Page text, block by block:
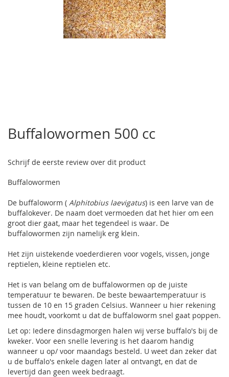
het
begin
de
gallerij
Buffalowormen 500 cc
Schrijf de eerste review over dit product
Buffalowormen
De buffaloworm ( Alphitobius laevigatus) is een larve van de
buffalokever. De naam doet vermoeden dat het hier om een
groot dier gaat, maar het tegendeel is waar. De
buffalowormen zijn namelijk erg klein.
Het zijn uistekende voederdieren voor vogels, vissen, jonge
reptielen, kleine reptielen etc.
Het is van belang om de buffalowormen op de juiste
temperatuur te bewaren. De beste bewaartemperatuur is
tussen de 10 en 15 graden Celsius. Wanneer u hier rekening
mee houdt, voorkomt u dat de buffaloworm snel gaat poppen.
Let op: Iedere dinsdagmorgen halen wij verse buffalo's bij de
kweker. Voor een snelle levering is het daarom handig
wanneer u op/ voor maandags besteld. U weet dan zeker dat
u de buffalo's enkele dagen later al ontvangt, en dat de
levertijd dan geen week bedraagt.